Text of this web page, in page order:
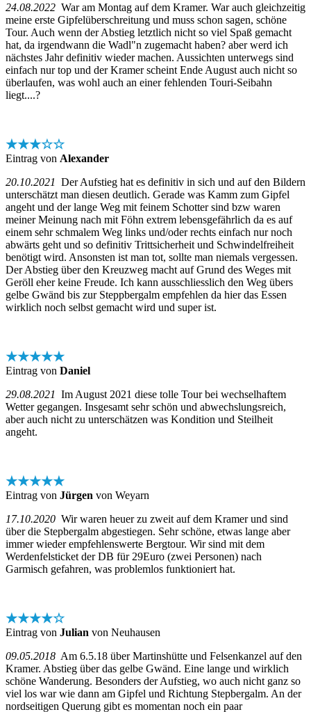
24.08.2022 War am Montag auf dem Kramer. War auch gleichzeitig
meine erste Gipfelüberschreitung und muss schon sagen, schöne
Tour. Auch wenn der Abstieg letztlich nicht so viel Spaß gemacht
hat, da irgendwann die Wadl"n zugemacht haben? aber werd ich
nächstes Jahr definitiv wieder machen. Aussichten unterwegs sind
einfach nur top und der Kramer scheint Ende August auch nicht so
überlaufen, was wohl auch an einer fehlenden Touri-Seibahn
liegt....?
★★★☆☆
Eintrag von Alexander
20.10.2021 Der Aufstieg hat es definitiv in sich und auf den Bildern
unterschätzt man diesen deutlich. Gerade was Kamm zum Gipfel
angeht und der lange Weg mit feinem Schotter sind bzw waren
meiner Meinung nach mit Föhn extrem lebensgefährlich da es auf
einem sehr schmalem Weg links und/oder rechts einfach nur noch
abwärts geht und so definitiv Trittsicherheit und Schwindelfreiheit
benötigt wird. Ansonsten ist man tot, sollte man niemals vergessen.
Der Abstieg über den Kreuzweg macht auf Grund des Weges mit
Geröll eher keine Freude. Ich kann ausschliesslich den Weg übers
gelbe Gwänd bis zur Steppbergalm empfehlen da hier das Essen
wirklich noch selbst gemacht wird und super ist.
★★★★★
Eintrag von Daniel
29.08.2021 Im August 2021 diese tolle Tour bei wechselhaftem
Wetter gegangen. Insgesamt sehr schön und abwechslungsreich,
aber auch nicht zu unterschätzen was Kondition und Steilheit
angeht.
★★★★★
Eintrag von Jürgen von Weyarn
17.10.2020 Wir waren heuer zu zweit auf dem Kramer und sind
über die Stepbergalm abgestiegen. Sehr schöne, etwas lange aber
immer wieder empfehlenswerte Bergtour. Wir sind mit dem
Werdenfelsticket der DB für 29Euro (zwei Personen) nach
Garmisch gefahren, was problemlos funktioniert hat.
★★★★☆
Eintrag von Julian von Neuhausen
09.05.2018 Am 6.5.18 über Martinshütte und Felsenkanzel auf den
Kramer. Abstieg über das gelbe Gwänd. Eine lange und wirklich
schöne Wanderung. Besonders der Aufstieg, wo auch nicht ganz so
viel los war wie dann am Gipfel und Richtung Stepbergalm. An der
nordseitigen Querung gibt es momentan noch ein paar